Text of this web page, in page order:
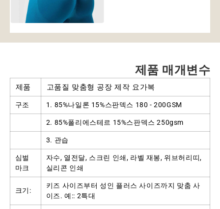
제품 매개변수
제품 고품질 맞춤형 공장 제작 요가복
구조 1. 85%나일론 15%스판덱스 180 - 200GSM
2. 85%폴리에스테르 15%스판덱스 250gsm
3. 관습
심벌
마크
자수, 열전달, 스크린 인쇄, 라벨 재봉, 위브허리띠,
실리콘 인쇄
크기:
키즈 사이즈부터 성인 플러스 사이즈까지 맞춤 사
이즈. 예:: 2특대